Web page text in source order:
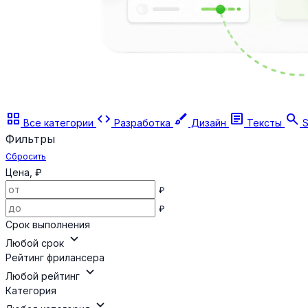
grid_view Все категории code Разработка brush Дизайн article Тексты search
Фильтры
Сбросить
Цена, ₽
₽
₽
Срок выполнения
Любой срок expand_more
Рейтинг фрилансера
Любой рейтинг expand_more
Категория